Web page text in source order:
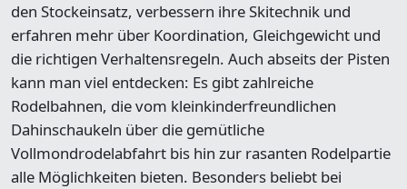
den Stockeinsatz, verbessern ihre Skitechnik und
erfahren mehr über Koordination, Gleichgewicht und
die richtigen Verhaltensregeln. Auch abseits der Pisten
kann man viel entdecken: Es gibt zahlreiche
Rodelbahnen, die vom kleinkinderfreundlichen
Dahinschaukeln über die gemütliche
Vollmondrodelabfahrt bis hin zur rasanten Rodelpartie
alle Möglichkeiten bieten. Besonders beliebt bei